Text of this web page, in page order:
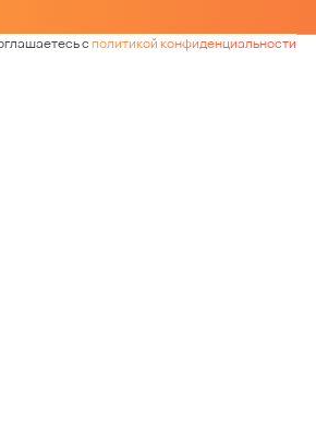
сполитикой конфиденциальности